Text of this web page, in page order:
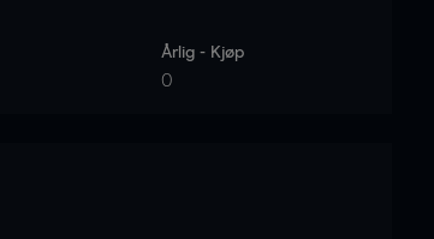
Årlig - Kjøp
0